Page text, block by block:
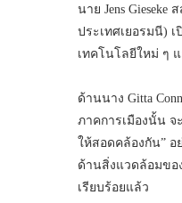
นาย Jens Gieseke
ประเทศเยอรมนี)
เทคโนโลยีใหม่ ๆ
ด้านนาง Gitta
ภาคการเมืองนั้น จ
ให้สอดคล้องกัน” อ
ด้านสิ่งแวดล้อมขอ
เรียบร้อยแล้ว